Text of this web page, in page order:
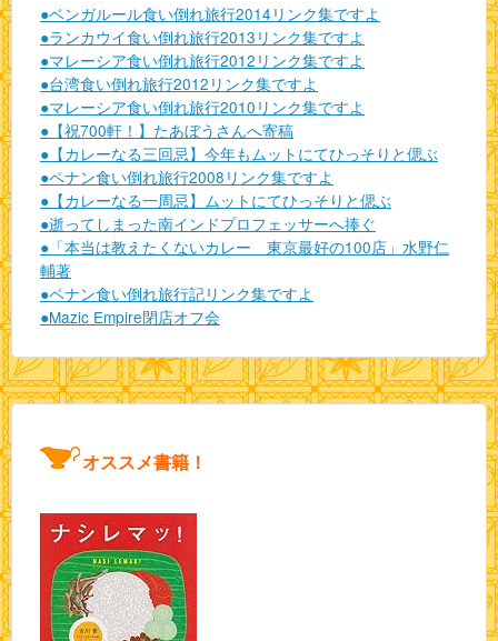
●ベンガルール食い倒れ旅行2014リンク集ですよ
●ランカウイ食い倒れ旅行2013リンク集ですよ
●マレーシア食い倒れ旅行2012リンク集ですよ
●台湾食い倒れ旅行2012リンク集ですよ
●マレーシア食い倒れ旅行2010リンク集ですよ
●【祝700軒！】たあぼうさんへ寄稿
●【カレーなる三回忌】今年もムットにてひっそりと偲ぶ
●ペナン食い倒れ旅行2008リンク集ですよ
●【カレーなる一周忌】ムットにてひっそりと偲ぶ
●逝ってしまった南インドプロフェッサーへ捧ぐ
●「本当は教えたくないカレー 東京最好の100店」水野仁
輔著
●ペナン食い倒れ旅行記リンク集ですよ
●Mazic Empire閉店オフ会
オススメ書籍！